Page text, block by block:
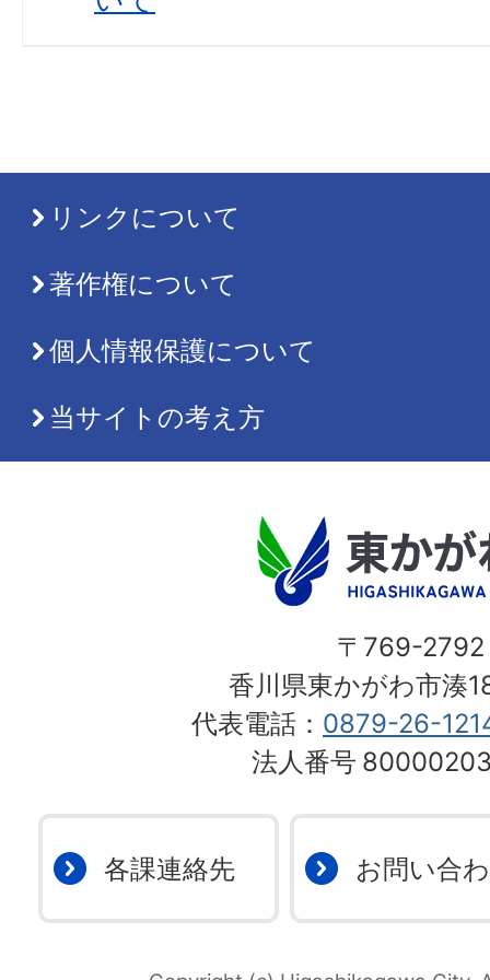
リンクについて
著作権について
個人情報保護について
当サイトの考え方
〒769-2792
香川県東かがわ市湊
代表電話： 0879-26-
法人番号
各課連絡先 お問い合